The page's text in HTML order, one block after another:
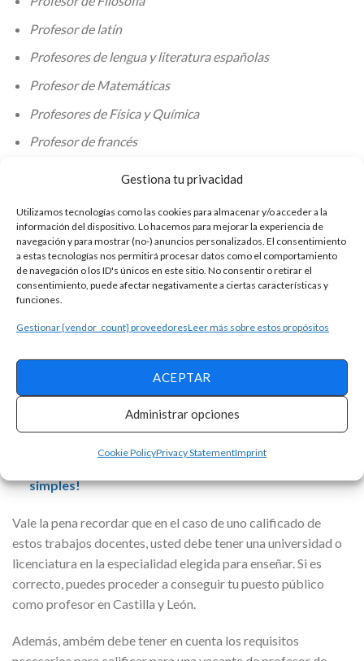
Gestiona tu privacidad
Utilizamos tecnologías como las cookies para almacenar y/o acceder a la
información del dispositivo. Lo hacemos para mejorar la experiencia de
navegación y para mostrar (no-) anuncios personalizados. El consentimiento
a estas tecnologías nos permitirá procesar datos como el comportamiento
de navegación o los ID's únicos en este sitio. No consentir o retirar el
consentimiento, puede afectar negativamente a ciertas características y
funciones.
Gestionar {vendor_count} proveedoresLeer más sobre estos propósitos
ACEPTAR
Administrar opciones
Cookie PolicyPrivacy StatementImprint
Profesor de latín
Profesores de lengua y literatura españolas
Profesor de Matemáticas
Profesores de Física y Química
Profesor de francés
Profesor de Administración de Empresas
Profesor de computación
Profesores de Organización de Procesos y
Mantenimiento de Vehículos
Profesor de Procesos de Salud
Profesores de Sistemas Electrotécnicos y Automáticos
Gfi Consultoría publica nuevas vacantes: postúlate
aquí para programador, consultor de
almacenamiento y más
simples!
Vale la pena recordar que en el caso de uno calificado de
estos trabajos docentes, usted debe tener una universidad o
licenciatura en la especialidad elegida para enseñar. Si es
correcto, puedes proceder a conseguir tu puesto público
como profesor en Castilla y León.
Además, ambém debe tener en cuenta los requisitos